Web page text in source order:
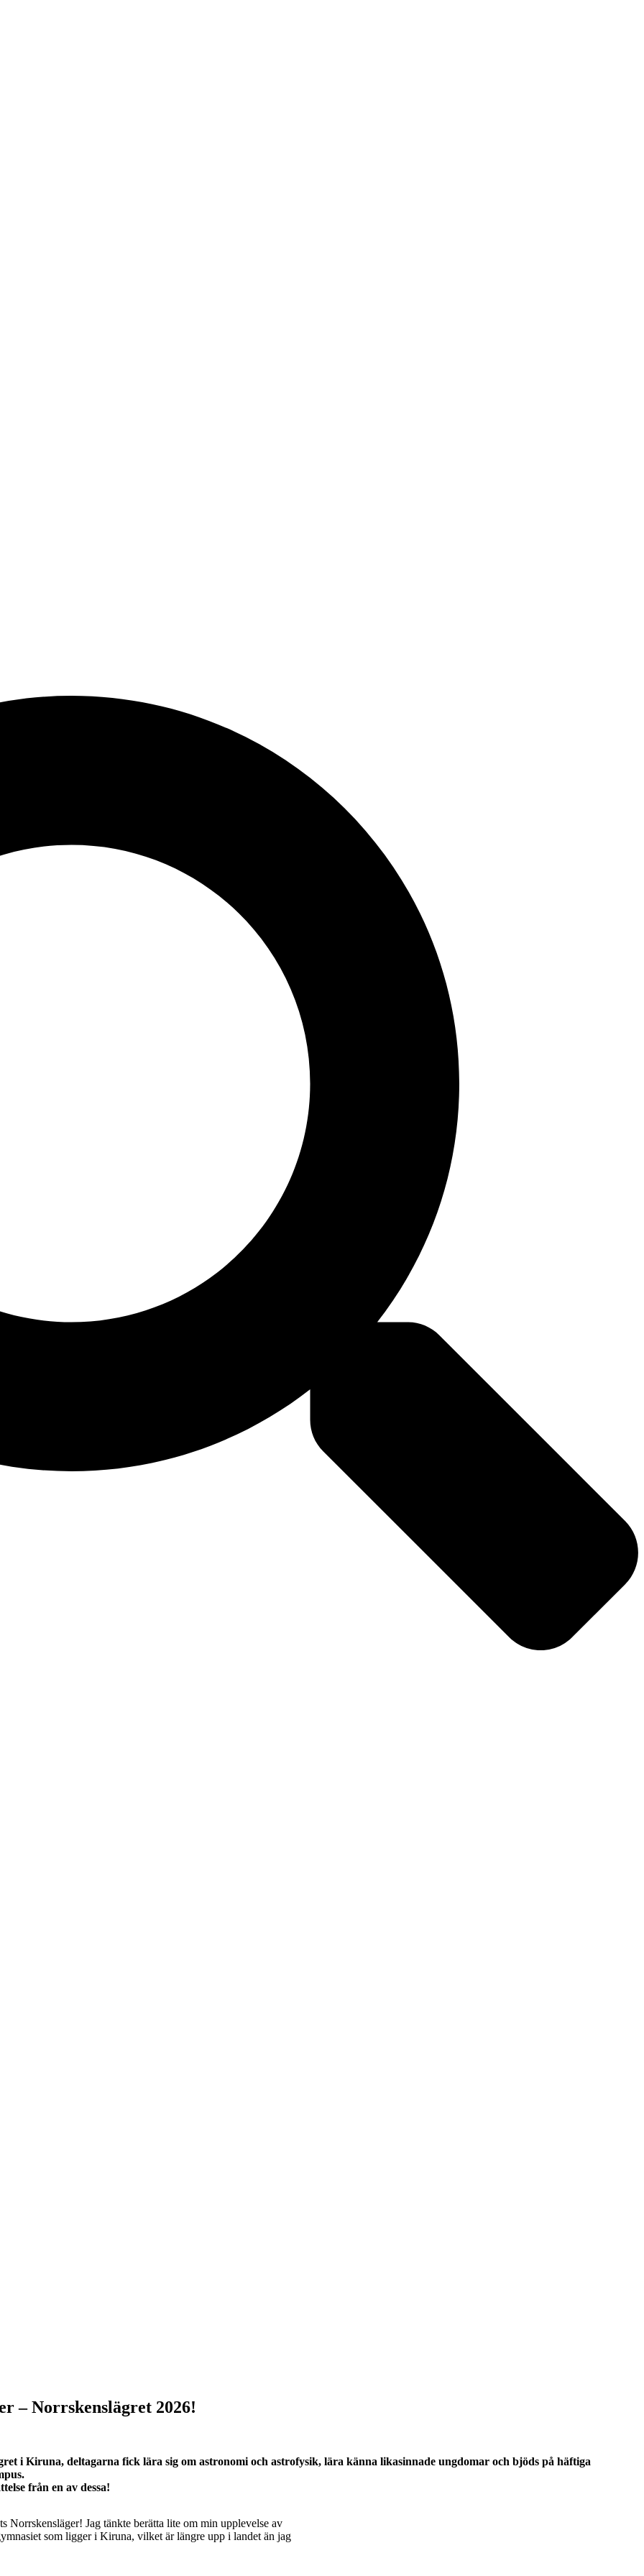
– Norrskenslägret 2026!
i Kiruna, deltagarna fick lära sig om astronomi och astrofysik, lära känna likasinnade ungdomar och bjöds på häftiga
från en av dessa!
Norrskensläger! Jag tänkte berätta lite om min upplevelse av
som ligger i Kiruna, vilket är längre upp i landet än jag